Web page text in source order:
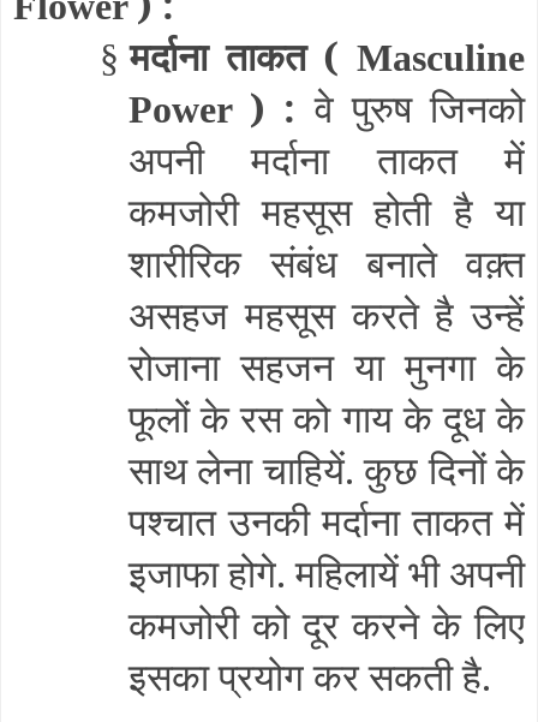
§ मर्दाना ताकत ( Masculine
Power ) :वे पुरुष जिनको
अपनी मर्दाना ताकत में
कमजोरी महसूस होती है या
शारीरिक संबंध बनाते वक़्त
असहज महसूस करते है उन्हें
रोजाना सहजन या मुनगा के
फूलों के रस को गाय के दूध के
साथ लेना चाहियें. कुछ दिनों के
पश्चात उनकी मर्दाना ताकत में
इजाफा होगे. महिलायें भी अपनी
कमजोरी को दूर करने के लिए
इसका प्रयोग कर सकती है.